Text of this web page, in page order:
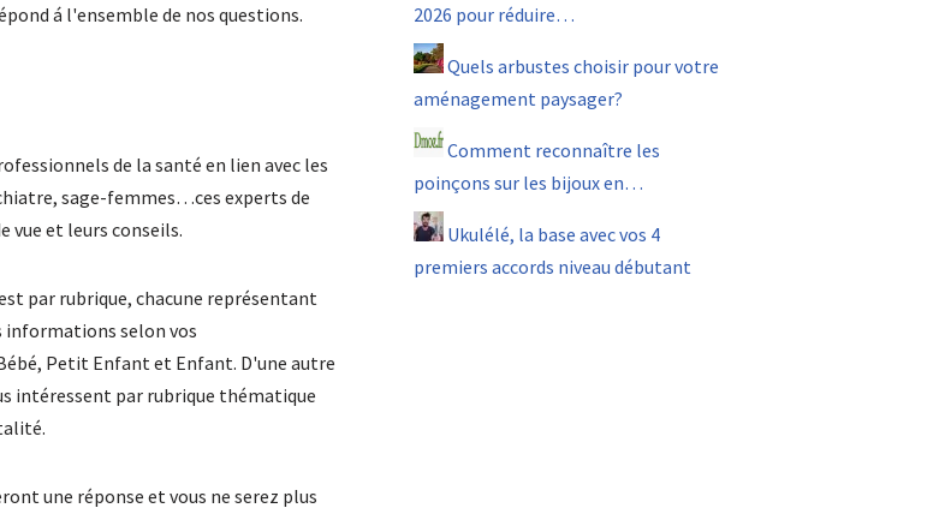
á l'ensemble de nos questions.
de la santé en lien avec les
sage-femmes…ces experts de
et leurs conseils.
par rubrique, chacune représentant
informations selon vos
Petit Enfant et Enfant. D'une autre
intéressent par rubrique thématique
une réponse et vous ne serez plus
2026 pour réduire…
Quels arbustes choisir pour votre
aménagement paysager?
Comment reconnaître les
poinçons sur les bijoux en…
Ukulélé, la base avec vos 4
premiers accords niveau débutant